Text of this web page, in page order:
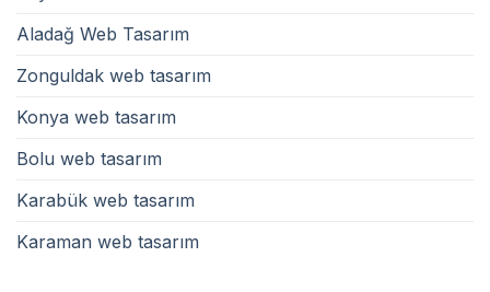
Aladağ Web Tasarım
Zonguldak web tasarım
Konya web tasarım
Bolu web tasarım
Karabük web tasarım
Karaman web tasarım